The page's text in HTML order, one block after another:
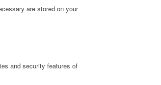
are stored on your
and security features of